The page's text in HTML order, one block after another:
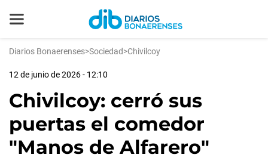
Diarios Bonaerenses>Sociedad>Chivilcoy
12 de junio de 2026 - 12:10
Chivilcoy: cerró sus
puertas el comedor
"Manos de Alfarero"